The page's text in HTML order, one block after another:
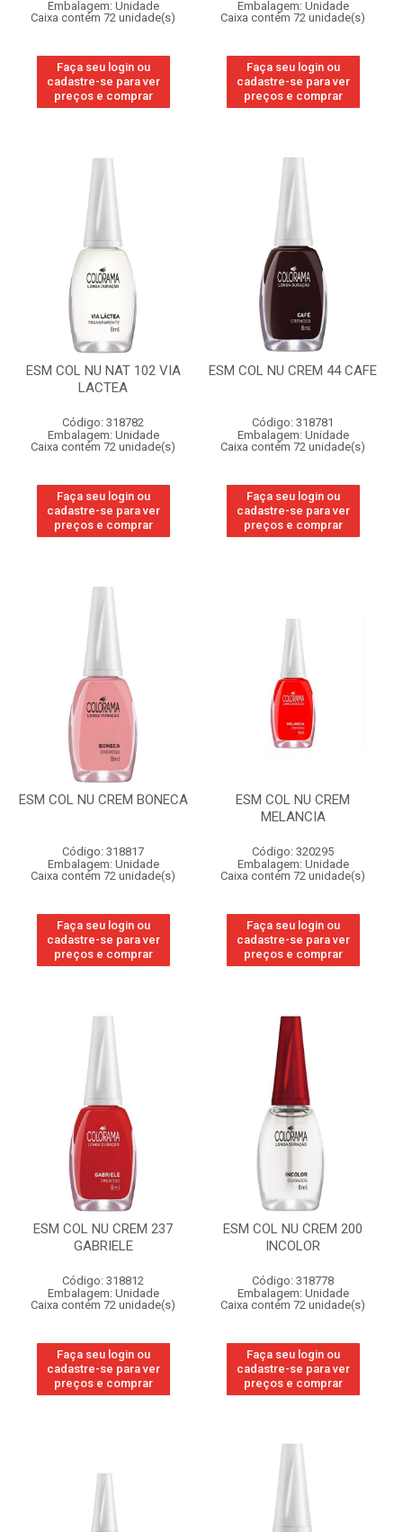
Embalagem: Unidade
Caixa contém 72 unidade(s)
Faça seu login ou
cadastre-se para ver
preços e comprar
Embalagem: Unidade
Caixa contém 72 unidade(s)
Faça seu login ou
cadastre-se para ver
preços e comprar
ESM COL NU NAT 102 VIA
LACTEA
Código: 318782
Embalagem: Unidade
Caixa contém 72 unidade(s)
Faça seu login ou
cadastre-se para ver
preços e comprar
ESM COL NU CREM 44 CAFE
Código: 318781
Embalagem: Unidade
Caixa contém 72 unidade(s)
Faça seu login ou
cadastre-se para ver
preços e comprar
ESM COL NU CREM BONECA
Código: 318817
Embalagem: Unidade
Caixa contém 72 unidade(s)
Faça seu login ou
cadastre-se para ver
preços e comprar
ESM COL NU CREM
MELANCIA
Código: 320295
Embalagem: Unidade
Caixa contém 72 unidade(s)
Faça seu login ou
cadastre-se para ver
preços e comprar
ESM COL NU CREM 237
GABRIELE
Código: 318812
Embalagem: Unidade
Caixa contém 72 unidade(s)
Faça seu login ou
cadastre-se para ver
preços e comprar
ESM COL NU CREM 200
INCOLOR
Código: 318778
Embalagem: Unidade
Caixa contém 72 unidade(s)
Faça seu login ou
cadastre-se para ver
preços e comprar